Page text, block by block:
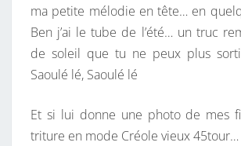
ma petite mélodie en tête… en
Ben j’ai le tube de l’été… un truc
de soleil que tu ne peux plus
Saoulé lé, Saoulé lé
Et si lui donne une photo de mes
triture en mode Créole vieux 45tour…